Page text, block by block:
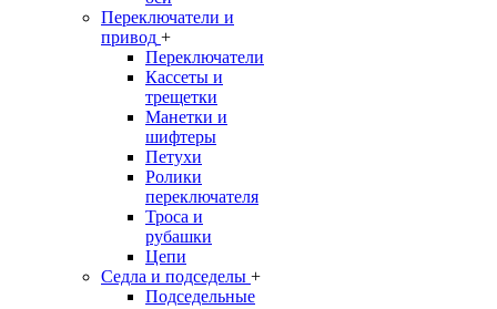
Переключатели и
привод +
Переключатели
Кассеты и
трещетки
Манетки и
шифтеры
Петухи
Ролики
переключателя
Троса и
рубашки
Цепи
Седла и подседелы +
Подседельные